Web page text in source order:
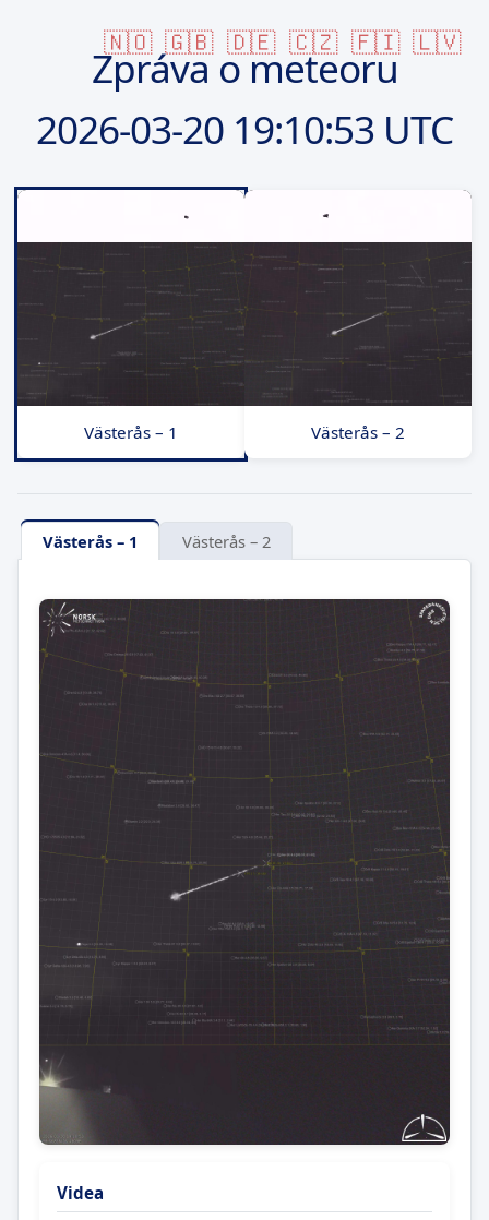
🇳🇴 🇬🇧 🇩🇪 🇨🇿 🇫🇮 🇱🇻
Zpráva o meteoru
2026-03-20 19:10:53 UTC
Västerås – 1 Västerås – 2
Västerås – 1 Västerås – 2
Videa